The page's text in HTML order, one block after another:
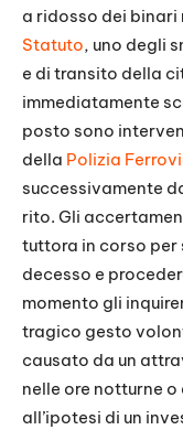
a ridosso dei binari
Statuto, uno degli
e di transito della
immediatamente
posto sono
della Polizia
successivamente
rito. Gli
tuttora in corso per
decesso e
momento gli
tragico gesto
causato da un
nelle ore notturne
all’ipotesi di un